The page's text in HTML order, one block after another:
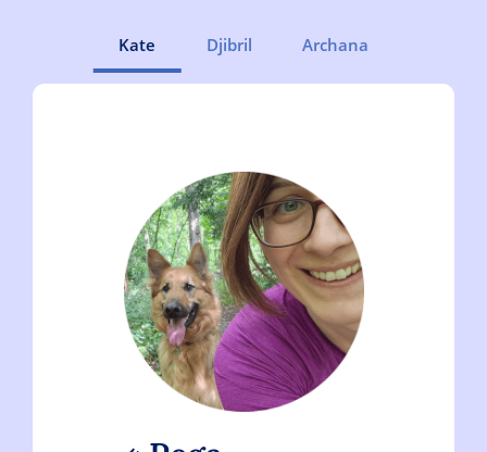
Kate Djibril Archana